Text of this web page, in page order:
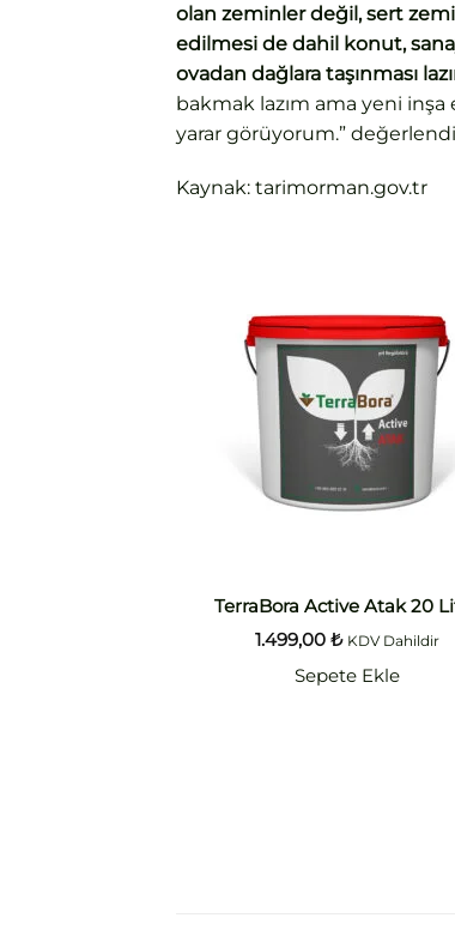
olan zeminler değil, sert
edilmesi de dahil konut,
ovadan dağlara taşınması
bakmak lazım ama yeni
yarar görüyorum.”
Kaynak: tarimorman.gov.tr
TerraBora Active Atak 20
1.499,00 ₺ KDV Dahildir
Sepete Ekle